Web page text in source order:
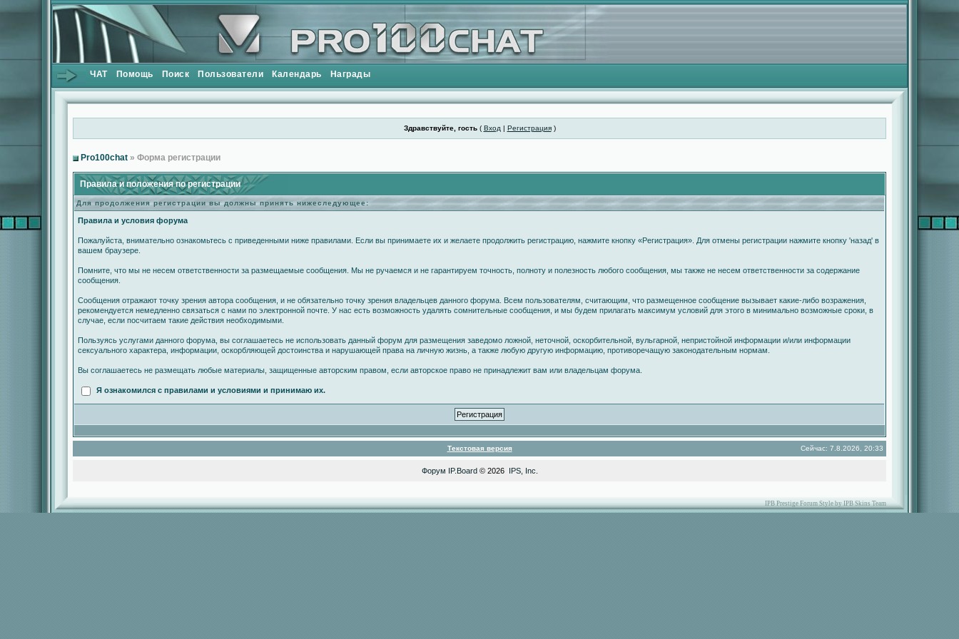
ЧАТ Помощь Поиск Пользователи Календарь Награды
Здравствуйте, гость( Вход | Регистрация)
Pro100chat » Форма регистрации
Правила и положения по регистрации
Для продолжения регистрации вы должны принять нижеследующее:
Правила и условия форума
Пожалуйста, внимательно ознакомьтесь с приведенными ниже правилами. Если вы принимаете их и желаете продолжить регистрацию, нажмите кнопку «Регистрация». Для отмены регистрации нажмите кнопку 'назад' в
вашем браузере.
Помните, что мы не несем ответственности за размещаемые сообщения. Мы не ручаемся и не гарантируем точность, полноту и полезность любого сообщения, мы также не несем ответственности за содержание
сообщения.
Сообщения отражают точку зрения автора сообщения, и не обязательно точку зрения владельцев данного форума. Всем пользователям, считающим, что размещенное сообщение вызывает какие-либо возражения,
рекомендуется немедленно связаться с нами по электронной почте. У нас есть возможность удалять сомнительные сообщения, и мы будем прилагать максимум условий для этого в минимально возможные сроки, в
случае, если посчитаем такие действия необходимыми.
Пользуясь услугами данного форума, вы соглашаетесь не использовать данный форум для размещения заведомо ложной, неточной, оскорбительной, вульгарной, непристойной информации и/или информации
сексуального характера, информации, оскорбляющей достоинства и нарушающей права на личную жизнь, а также любую другую информацию, противоречащую законодательным нормам.
Вы соглашаетесь не размещать любые материалы, защищенные авторским правом, если авторское право не принадлежит вам или владельцам форума.
Я ознакомился с правилами и условиями и принимаю их.
Текстовая версия Сейчас: 7.8.2026, 20:33
Форум IP.Board© 2026 IPS, Inc
IPB Prestige Forum Style by IPB Skins Team